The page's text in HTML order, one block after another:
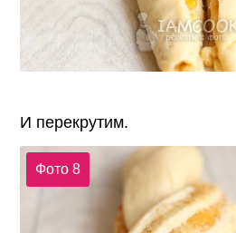
И перекрутим.
Фото 8